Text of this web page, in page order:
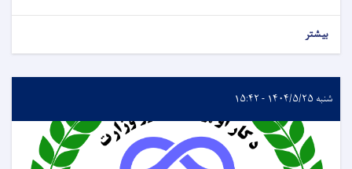
بیشتر
شنبه ۱۴۰۴/۵/۲۵ - ۱۵:۴۲